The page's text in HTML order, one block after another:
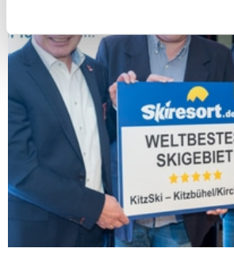
bestimmten Merkmalen
Erfahren Sie mehr darüber, wie Ihre
verarbeitet werden, und legen Sie
Abschnitt Einzelheitenfest.
Wir verwenden Cookies, um Inhalte
personalisieren, Funktionen für
zu können und die Zugriffe auf unsere
analysieren. Außerdem geben wir
Verwendung unserer Website an
soziale Medien, Werbung und